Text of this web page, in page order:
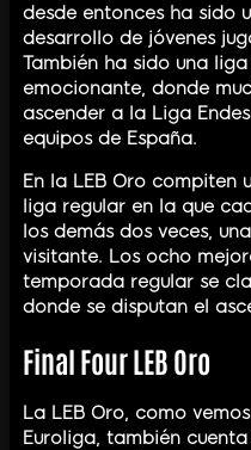
desde entonces ha sido
desarrollo de jóvenes
También ha sido una
emocionante, donde
ascender a la Liga
equipos de España.
En la LEB Oro compiten
liga regular en la que
los demás dos veces,
visitante. Los ocho
temporada regular se
donde se disputan el
Final Four LEB Oro
La LEB Oro, como
Euroliga, también